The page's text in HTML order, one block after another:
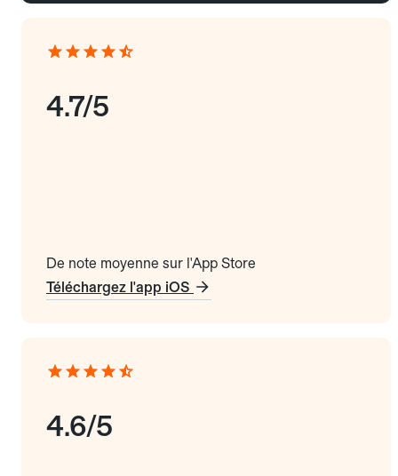
4.7/5
De note moyenne sur l'App Store
Téléchargez l'app iOS
4.6/5